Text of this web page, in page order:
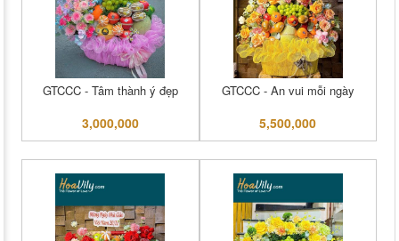
GTCCC - Tâm thành ý đẹp
3,000,000
GTCCC - An vui mỗi ngày
5,500,000